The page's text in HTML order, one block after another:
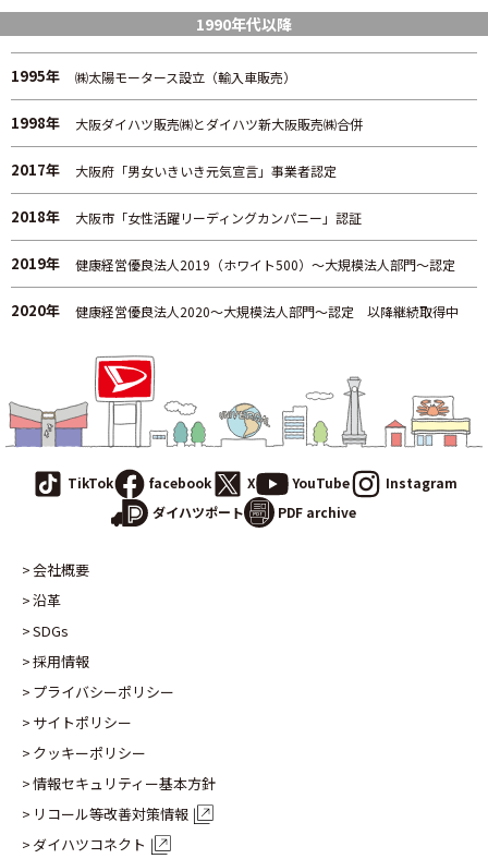
1990年代以降
1995年 ㈱太陽モータース設立（輸入車販売）
1998年 大阪ダイハツ販売㈱とダイハツ新大阪販売㈱合併
2017年 大阪府「男女いきいき元気宣言」事業者認定
2018年 大阪市「女性活躍リーディングカンパニー」認証
2019年 健康経営優良法人2019（ホワイト500）～大規模法人部門～認定
2020年 健康経営優良法人2020～大規模法人部門～認定 以降継続取得中
TikTok facebook X YouTube
Instagram
ダイハツポート
PDF archive
会社概要
沿革
SDGs
採用情報
プライバシーポリシー
サイトポリシー
クッキーポリシー
情報セキュリティー基本方針
リコール等改善対策情報
ダイハツコネクト